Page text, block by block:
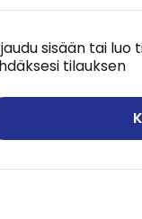
sisään tai luo
tilauksen